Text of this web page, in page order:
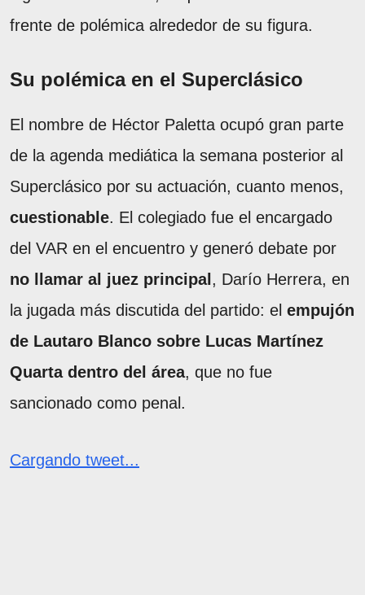
frente de polémica alrededor de su figura.
Su polémica en el Superclásico
El nombre de Héctor Paletta ocupó gran parte
de la agenda mediática la semana posterior al
Superclásico por su actuación, cuanto menos,
cuestionable. El colegiado fue el encargado
del VAR en el encuentro y generó debate por
no llamar al juez principal , Darío Herrera, en
la jugada más discutida del partido: el empujón
de Lautaro Blanco sobre Lucas Martínez
Quarta dentro del área, que no fue
sancionado como penal.
Cargando tweet...